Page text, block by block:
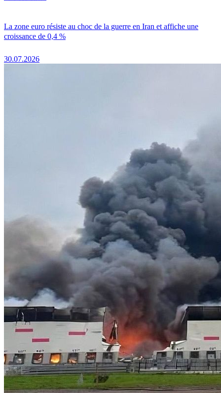
La zone euro résiste au choc de la guerre en Iran et affiche une
croissance de 0,4 %
30.07.2026